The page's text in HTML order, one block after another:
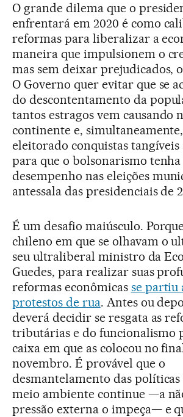
O grande dilema que o
enfrentará em 2020 é como
reformas para liberalizar a
maneira que impulsionem o
mas sem deixar prejudicados,
O Governo quer evitar que se
do descontentamento da
tantos estragos vem causando
continente e,
eleitorado conquistas tangíveis
para que o bolsonarismo
desempenho nas eleições
antessala das presidenciais de
É um desafio maiúsculo.
chileno em que se olhavam o
seu ultraliberal ministro da
Guedes, para realizar suas
reformas econômicas se partiu
protestos de rua. Antes ou
deverá decidir se resgata as
tributárias e do funcionalismo
caixa em que as colocou no
novembro. É provável que o
desmantelamento das
meio ambiente continue —a
pressão externa o impeça— e